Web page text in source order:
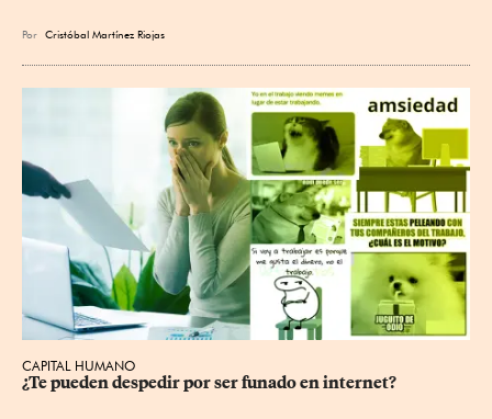
Por Cristóbal Martínez Riojas
CAPITAL HUMANO
¿Te pueden despedir por ser funado en internet?